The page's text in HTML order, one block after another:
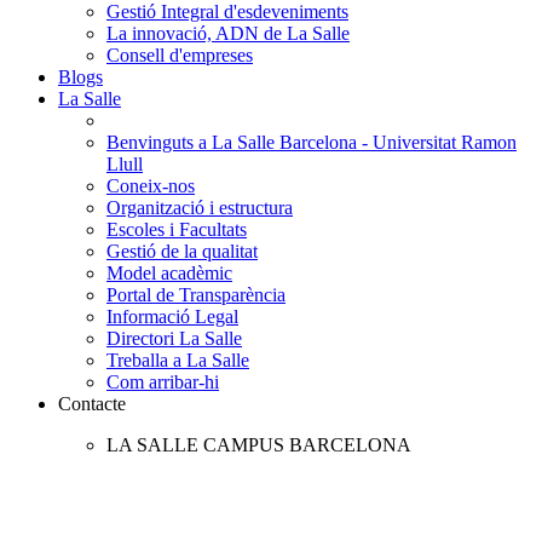
Gestió Integral d'esdeveniments
La innovació, ADN de La Salle
Consell d'empreses
Blogs
La Salle
Benvinguts a La Salle Barcelona - Universitat Ramon
Llull
Coneix-nos
Organització i estructura
Escoles i Facultats
Gestió de la qualitat
Model acadèmic
Portal de Transparència
Informació Legal
Directori La Salle
Treballa a La Salle
Com arribar-hi
Contacte
LA SALLE CAMPUS BARCELONA